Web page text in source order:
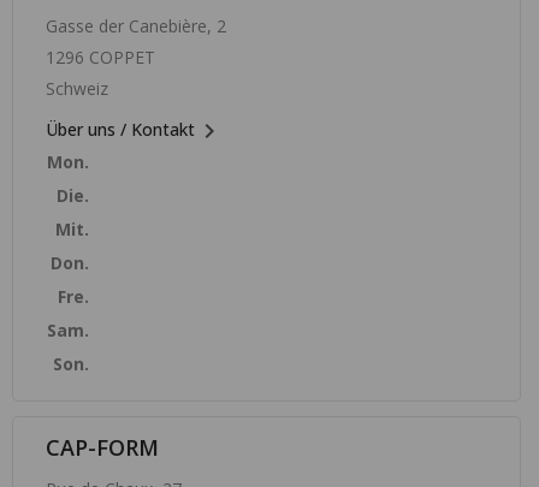
Gasse der Canebière, 2
1296 COPPET
Schweiz
Über uns / Kontakt 
Mon.
Die.
Mit.
Don.
Fre.
Sam.
Son.
CAP-FORM